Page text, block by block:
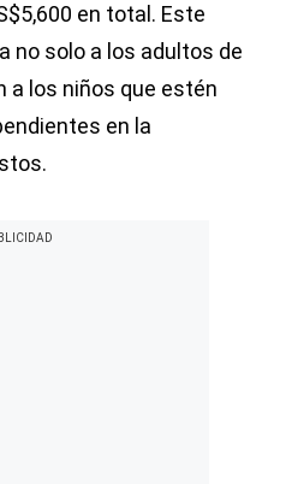
en total. Este
no solo a los adultos de
a los niños que estén
en la